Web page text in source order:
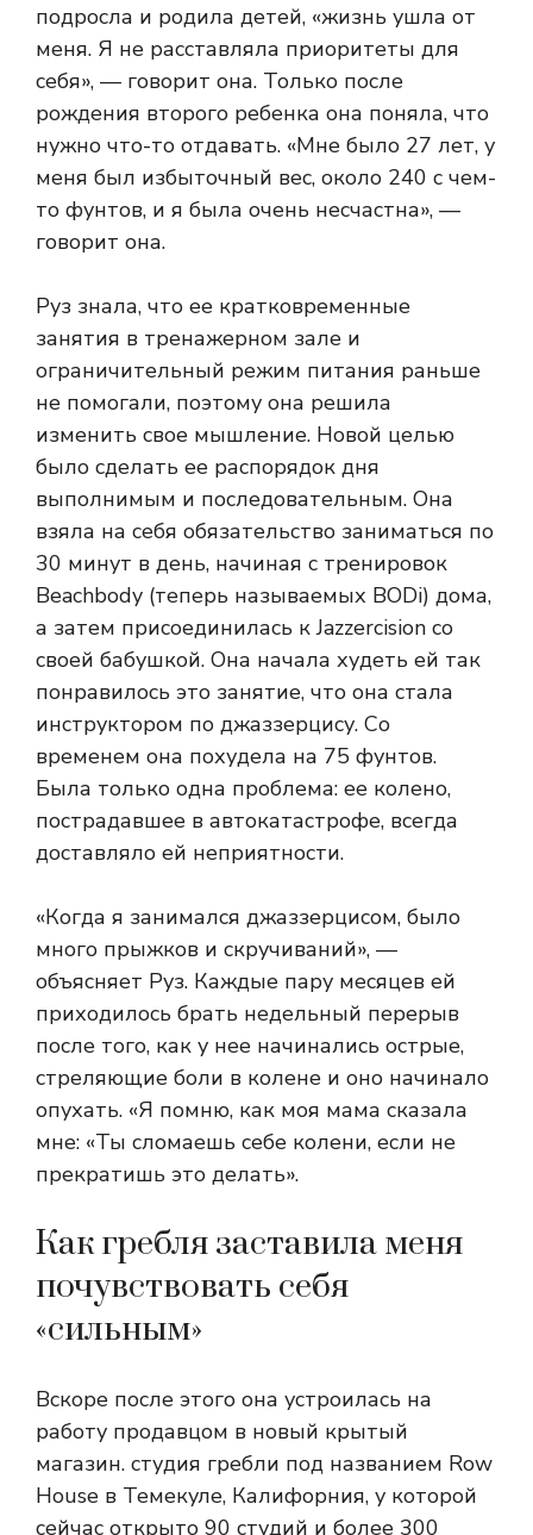
подросла и родила детей, «жизнь ушла от
меня. Я не расставляла приоритеты для
себя», — говорит она. Только после
рождения второго ребенка она поняла, что
нужно что-то отдавать. «Мне было 27 лет, у
меня был избыточный вес, около 240 с чем-
то фунтов, и я была очень несчастна», —
говорит она.
Руз знала, что ее кратковременные
занятия в тренажерном зале и
ограничительный режим питания раньше
не помогали, поэтому она решила
изменить свое мышление. Новой целью
было сделать ее распорядок дня
выполнимым и последовательным. Она
взяла на себя обязательство заниматься по
30 минут в день, начиная с тренировок
Beachbody (теперь называемых BODi) дома,
а затем присоединилась к Jazzercision со
своей бабушкой. Она начала худеть ей так
понравилось это занятие, что она стала
инструктором по джаззерцису. Со
временем она похудела на 75 фунтов.
Была только одна проблема: ее колено,
пострадавшее в автокатастрофе, всегда
доставляло ей неприятности.
«Когда я занимался джаззерцисом, было
много прыжков и скручиваний», —
объясняет Руз. Каждые пару месяцев ей
приходилось брать недельный перерыв
после того, как у нее начинались острые,
стреляющие боли в колене и оно начинало
опухать. «Я помню, как моя мама сказала
мне: «Ты сломаешь себе колени, если не
прекратишь это делать».
Как гребля заставила меня
почувствовать себя
«сильным»
Вскоре после этого она устроилась на
работу продавцом в новый крытый
магазин. студия гребли под названием Row
House в Темекуле, Калифорния, у которой
сейчас открыто 90 студий и более 300